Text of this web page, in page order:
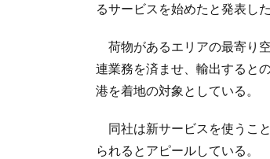
るサービスを始めたと発表した
荷物があるエリアの最寄り
連業務を済ませ、輸出すると
港を着地の対象としている。
同社は新サービスを使うこ
られるとアピールしている。